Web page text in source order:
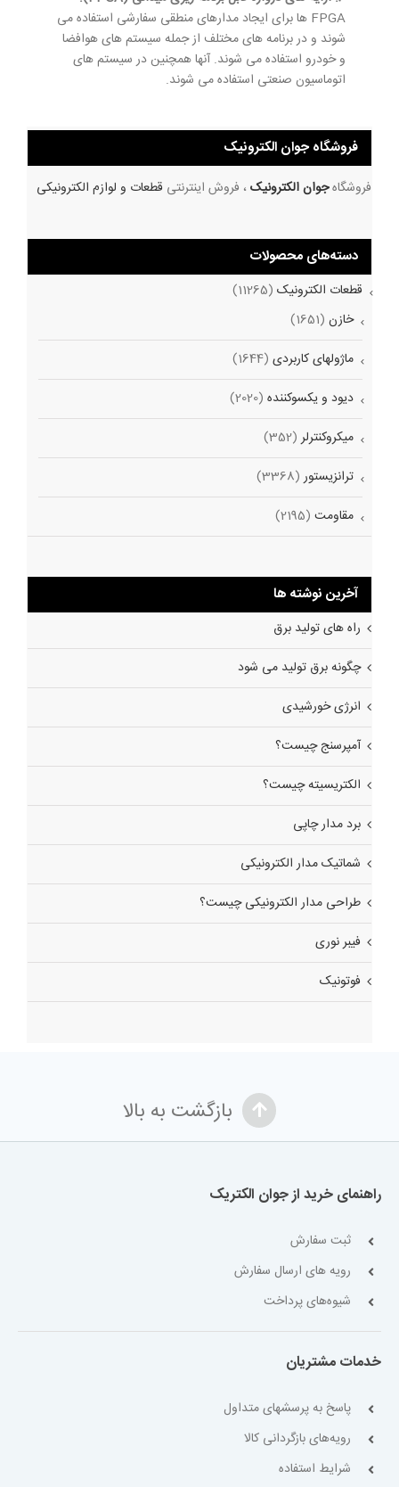
FPGA ها برای ایجاد مدارهای منطقی سفارشی استفاده می
شوند و در برنامه های مختلف از جمله سیستم های هوافضا
و خودرو استفاده می شوند. آنها همچنین در سیستم های
اتوماسیون صنعتی استفاده می شوند.
فروشگاه جوان الکترونیک
فروشگاهجوان الکترونیک ، فروش اینترنتی قطعات و لوازم الکترونیکی
دسته‌های محصولات
قطعات الکترونیک (11265)
خازن (1651)
ماژولهای کاربردی (1644)
دیود و یکسوکننده (2020)
میکروکنترلر (352)
ترانزیستور (3368)
مقاومت (2195)
آخرین نوشته ها
راه های تولید برق
چگونه برق تولید می شود
انرژی خورشیدی
آمپرسنج چیست؟
الکتریسیته چیست؟
برد مدار چاپی
شماتیک مدار الکترونیکی
طراحی مدار الکترونیکی چیست؟
فیبر نوری
فوتونیک
بازگشت به بالا
راهنمای خرید از جوان الکتریک
ثبت سفارش
رویه های ارسال سفارش
شیوه‌های پرداخت
خدمات مشتریان
پاسخ به پرسشهای متداول
رویه‌های بازگردانی کالا
شرایط استفاده